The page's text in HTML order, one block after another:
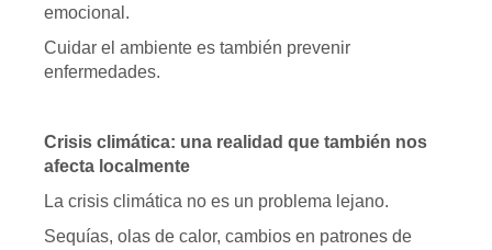
emocional.
Cuidar el ambiente es también prevenir
enfermedades.
Crisis climática: una realidad que también nos
afecta localmente
La crisis climática no es un problema lejano.
Sequías, olas de calor, cambios en patrones de